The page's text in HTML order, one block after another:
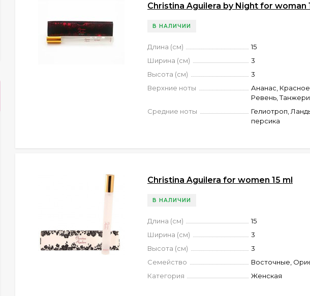
цветов. Он может иметь различные формы, но всегда отличается
индивидуальность бренда.
Christina Aguilera by Night for woman
В НАЛИЧИИ
Длина (см)
15
Ширина (см)
3
Высота (см)
3
Верхние ноты
Ананас, Красное
Ревень,
Средние ноты
Гелиотроп,
персика
Christina Aguilera for women 15 ml
В НАЛИЧИИ
Длина (см)
15
Ширина (см)
3
Высота (см)
3
Семейство
Восточные,
Категория
Женская